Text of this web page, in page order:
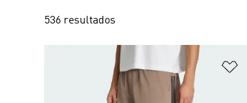
536 resultados